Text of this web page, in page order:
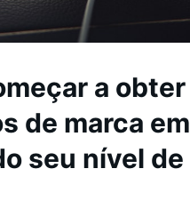
a obter
de marca em
seu nível de